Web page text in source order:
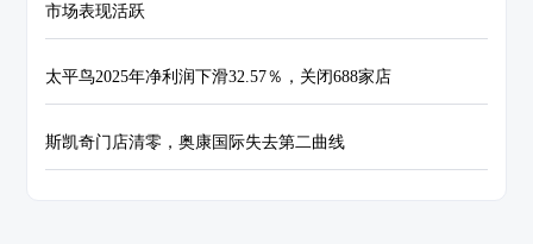
市场表现活跃
太平鸟2025年净利润下滑32.57％，关闭688家店
斯凯奇门店清零，奥康国际失去第二曲线